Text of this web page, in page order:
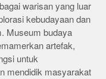
warisan yang luar
kebudayaan dan
Museum budaya
artefak,
untuk
mendidik masyarakat